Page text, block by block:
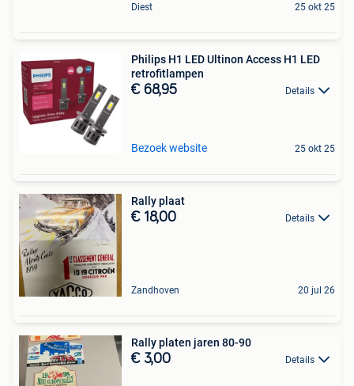
Diest 25 okt 25
Philips H1 LED Ultinon Access H1 LED
retrofitlampen
€ 68,95 Details
Bezoek website 25 okt 25
Rally plaat
€ 18,00 Details
Zandhoven 20 jul 26
Rally platen jaren 80-90
€ 3,00 Details